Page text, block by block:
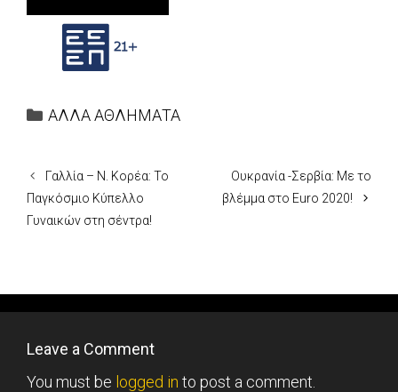
Categories
ΑΛΛΑ ΑΘΛΗΜΑΤΑ
Γαλλία – Ν. Κορέα: Το
Παγκόσμιο Κύπελλο
Γυναικών στη σέντρα!
Ουκρανία -Σερβία: Με το
βλέμμα στο Euro 2020!
Leave a Comment
You must be logged in to post a comment.